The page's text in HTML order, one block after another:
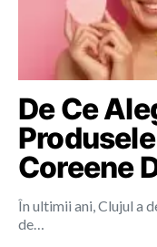
De Ce
Coreene
În ultimii ani, Clujul a
de…